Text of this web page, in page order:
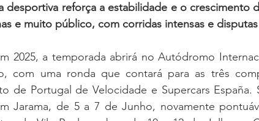
desportiva reforça a estabilidade e o crescimento
e muito público, com corridas intensas e
2025, a temporada abrirá no Autódromo
com uma ronda que contará para as três
de Portugal de Velocidade e Supercars España.
Jarama, de 5 a 7 de Junho, novamente